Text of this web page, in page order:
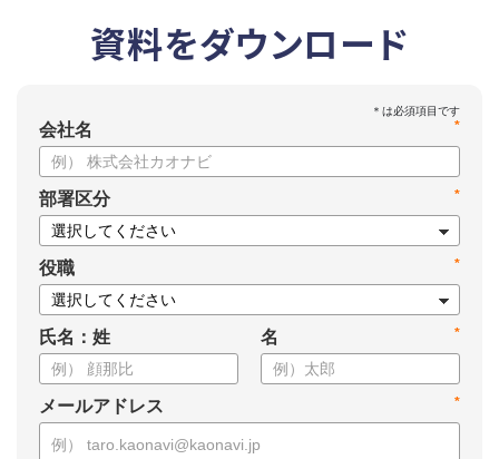
資料をダウンロード
*
会社名
*
部署区分
*
役職
氏名：姓 *
名
*
メールアドレス